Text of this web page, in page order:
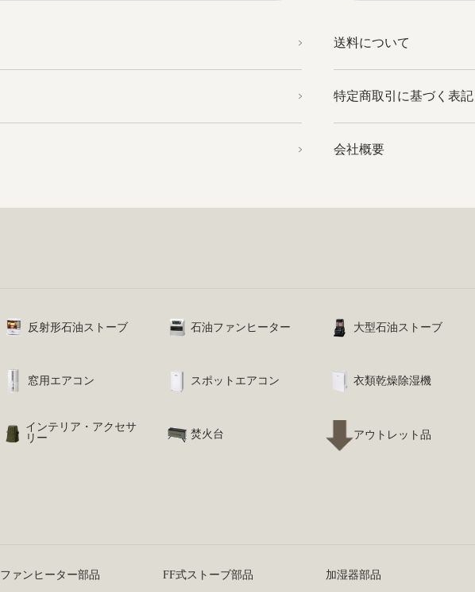
送料について
特定商取引に基づく表記
会社概要
反射形石油ストーブ 石油ファンヒーター 大型石油ストーブ
窓用エアコン スポットエアコン 衣類乾燥除湿機
インテリア・アクセサ
リー
焚火台 アウトレット品
ファンヒーター部品 FF式ストーブ部品 加湿器部品